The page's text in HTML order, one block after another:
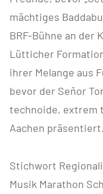
mächtiges
BRF-Bühne an der
Lütticher
ihrer Melange aus
bevor der Señor
technoide, extrem
Aachen präsentiert.
Stichwort
Musik Marathon